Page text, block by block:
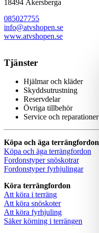
18494 Åkersberga
085027755
info@atvshopen.se
www.atvshopen.se
Tjänster
Hjälmar och kläder
Skyddsutrustning
Reservdelar
Övriga tillbehör
Service och reparationer
Köpa och äga terrängfordon
Köpa och äga terrängfordon
Fordonstyper snöskotrar
Fordonstyper fyrhjulingar
Köra terrängfordon
Att köra i terräng
Att köra snöskoter
Att köra fyrhjuling
Säker körning i terrängen